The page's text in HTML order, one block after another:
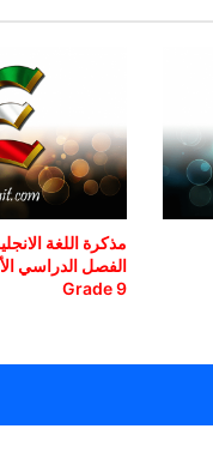
الفصل الدراسي
Grade 9